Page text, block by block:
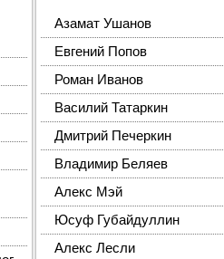
Азамат Ушанов
Евгений Попов
Роман Иванов
Василий Татаркин
Дмитрий Печеркин
Владимир Беляев
Алекс Мэй
Юсуф Губайдуллин
Алекс Лесли